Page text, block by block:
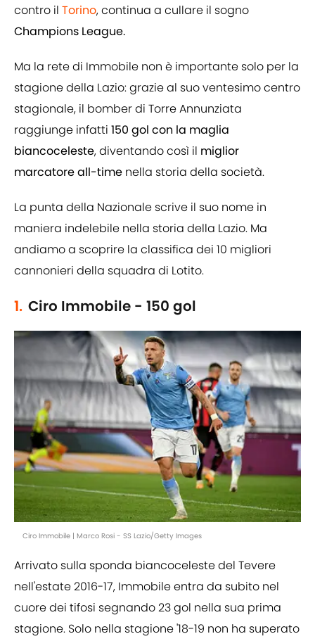
contro il Torino, continua a cullare il sogno
Champions League.
Ma la rete di Immobile non è importante solo per la
stagione della Lazio: grazie al suo ventesimo centro
stagionale, il bomber di Torre Annunziata
raggiunge infatti 150 gol con la maglia
biancoceleste, diventando così il miglior
marcatore all-time nella storia della società.
La punta della Nazionale scrive il suo nome in
maniera indelebile nella storia della Lazio. Ma
andiamo a scoprire la classifica dei 10 migliori
cannonieri della squadra di Lotito.
1. Ciro Immobile - 150 gol
Ciro Immobile | Marco Rosi - SS Lazio/Getty Images
Arrivato sulla sponda biancoceleste del Tevere
nell'estate 2016-17, Immobile entra da subito nel
cuore dei tifosi segnando 23 gol nella sua prima
stagione. Solo nella stagione '18-19 non ha superato